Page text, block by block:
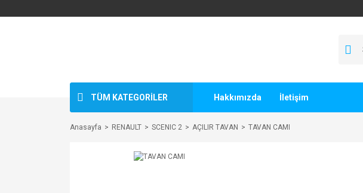
TÜM KATEGORİLER Hakkımızda İletişim
Anasayfa RENAULT SCENIC 2 AÇILIR TAVAN TAVAN CAMI